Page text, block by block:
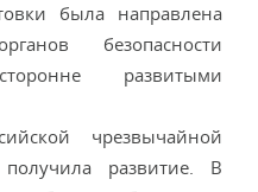
была направлена
безопасности
развитыми
чрезвычайной
развитие. В